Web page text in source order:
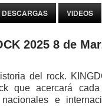
DESCARGAS VIDEOS
2025 8 de
del rock.
que acercará
e